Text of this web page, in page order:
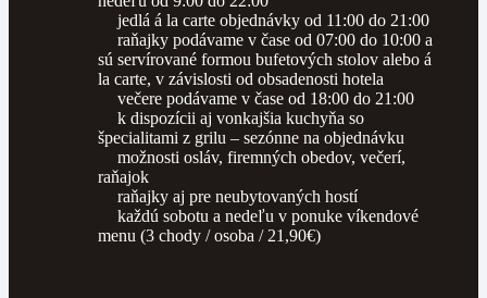
jedlá á la carte objednávky od 11:00 do 21:00
raňajky podávame v čase od 07:00 do 10:00 a
sú servírované formou bufetových stolov alebo á
la carte, v závislosti od obsadenosti hotela
večere podávame v čase od 18:00 do 21:00
k dispozícii aj vonkajšia kuchyňa so
špecialitami z grilu – sezónne na objednávku
možnosti osláv, firemných obedov, večerí,
raňajok
raňajky aj pre neubytovaných hostí
každú sobotu a nedeľu v ponuke víkendové
menu (3 chody / osoba / 21,90€)